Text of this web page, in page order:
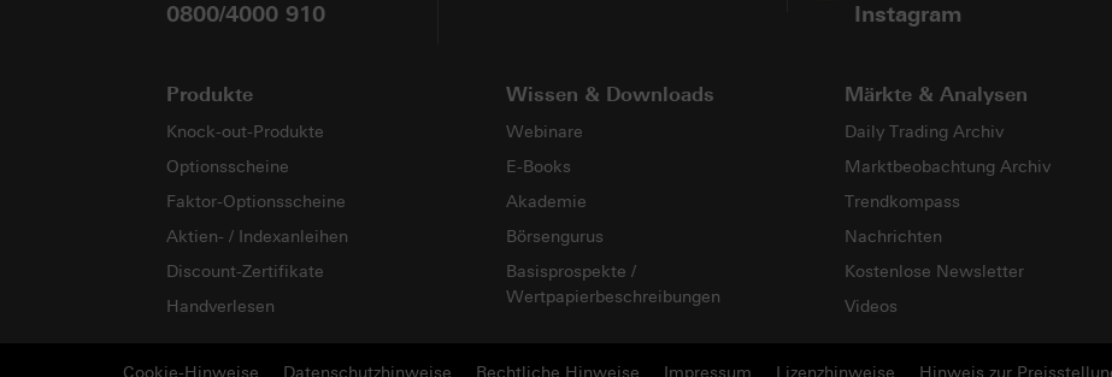
0800/4000 910
Instagram
Produkte
Knock-out-Produkte
Optionsscheine
Faktor-Optionsscheine
Aktien- / Indexanleihen
Discount-Zertifikate
Handverlesen
Wissen & Downloads
Webinare
E-Books
Akademie
Börsengurus
Basisprospekte /
Wertpapierbeschreibungen
Märkte & Analysen
Daily Trading Archiv
Marktbeobachtung Archiv
Trendkompass
Nachrichten
Kostenlose Newsletter
Videos
Cookie-Hinweise Datenschutzhinweise Rechtliche Hinweise Impressum Lizenzhinweise Hinweis zur